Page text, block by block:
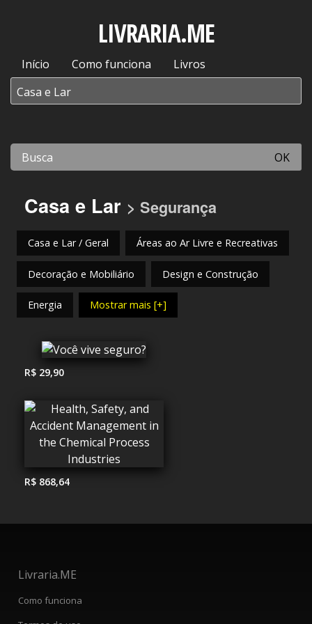
LIVRARIA.ME
Início Como funciona Livros
OK
Casa e Lar > Segurança
Casa e Lar / Geral Áreas ao Ar Livre e Recreativas
Decoração e Mobiliário Design e Construção
Energia Mostrar mais [+]
R$ 29,90
R$ 868,64
Livraria.ME
Como funciona